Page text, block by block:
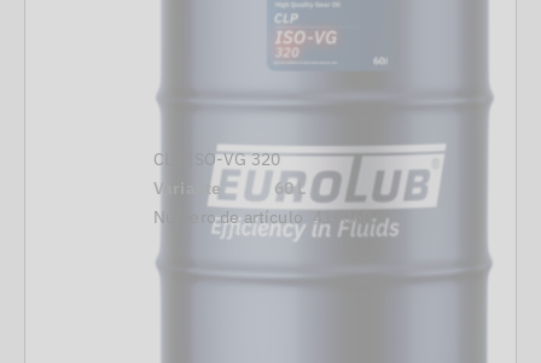
CLP ISO-VG 320
Variante
60 L
Número de artículo 416060